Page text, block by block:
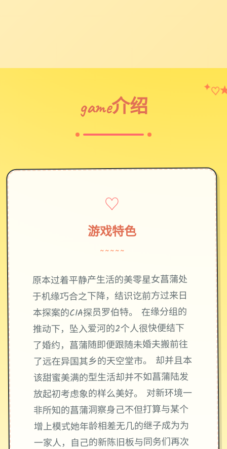
game介绍
✦♡
♡
游戏特色
~~~~~
原本过着平静产生活的美零星女菖蒲处
于机缘巧合之下降，结识讫前方过来日
本探案的CIA探员罗伯特。 在缘分组的
推动下，坠入爱河的2个人很快便结下
了婚约，菖蒲随即便跟随未婚夫搬前往
了远在异国其乡的天空堂市。 却并且本
该甜蜜美满的型生活却并不如菖蒲陆发
放起初考虑象的样么美好。 对新环境一
非所知的菖蒲洞察身己不但打算与某个
增上模式她年龄相差无几的继子成为为
一家人，自己的新陈旧板与同务们再次